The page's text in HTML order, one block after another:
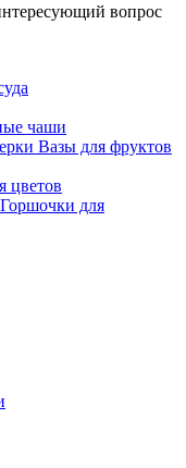
вопрос
чаши
Вазы для фруктов
цветов
Горшочки для